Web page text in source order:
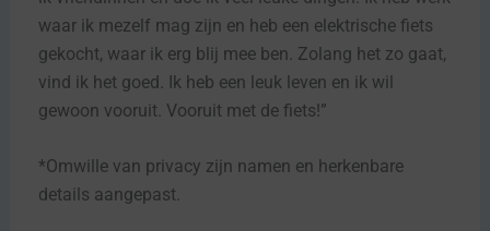
waar ik mezelf mag zijn en heb een elektrische fiets
gekocht, waar ik erg blij mee ben. Zolang het zo gaat,
vind ik het goed. Ik heb een leuk leven en ik wil
gewoon vooruit. Vooruit met de fiets!”
*Omwille van privacy zijn namen en herkenbare
details aangepast.